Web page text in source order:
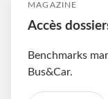
MAGAZINE
Accès
Benchmarks
Bus&Car.